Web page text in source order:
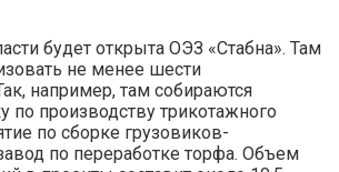
будет открыта ОЭЗ «Стабна». Там
не менее шести
например, там собираются
по производству трикотажного
по сборке грузовиков-
по переработке торфа. Объем